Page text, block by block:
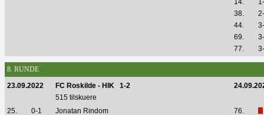
14.
38.
44.
69.
77.
8. RUNDE
23.09.2022
FC Roskilde - HIK 1-2
515 tilskuere
25.
0-1 Jonatan Rindom 76.